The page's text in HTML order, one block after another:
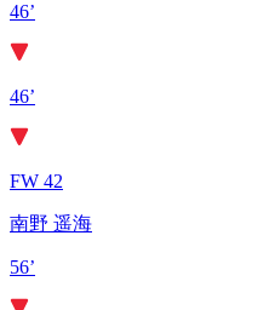
46’
46’
FW 42
南野 遥海
56’